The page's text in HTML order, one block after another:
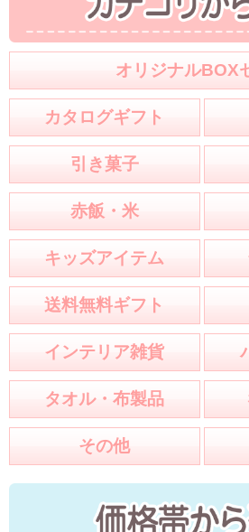
オリジナルBOX
カタログギフト
引き菓子
赤飯・米
キッズアイテム
送料無料ギフト
インテリア雑貨
タオル・布製品
その他